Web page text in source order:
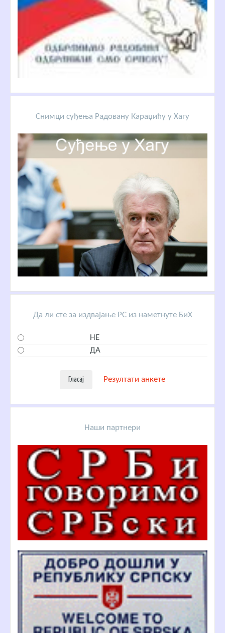
Снимци суђења Радовану Караџићу у Хагу
Да ли сте за издвајање РС из наметнуте БиХ
НЕ
ДА
Резултати анкете
Наши партнери